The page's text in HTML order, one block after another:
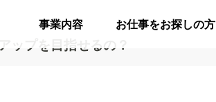
事業内容 お仕事をお探しの方
ップを目指せるの？